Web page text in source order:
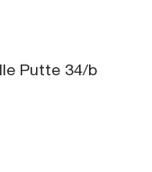
Putte 34/b